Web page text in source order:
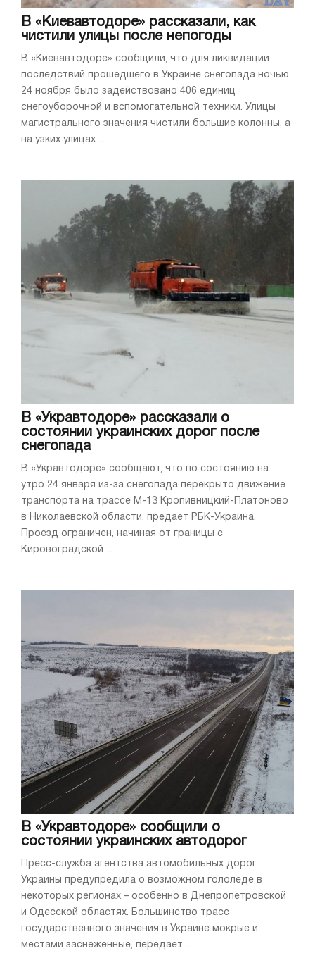
В «Киевавтодоре» рассказали, как
чистили улицы после непогоды
В «Киевавтодоре» сообщили, что для ликвидации
последствий прошедшего в Украине снегопада ночью
24 ноября было задействовано 406 единиц
снегоуборочной и вспомогательной техники. Улицы
магистрального значения чистили большие колонны, а
на узких улицах ...
В «Укравтодоре» рассказали о
состоянии украинских дорог после
снегопада
В «Укравтодоре» сообщают, что по состоянию на
утро 24 января из-за снегопада перекрыто движение
транспорта на трассе М-13 Кропивницкий-Платоново
в Николаевской области, предает РБК-Украина.
Проезд ограничен, начиная от границы с
Кировоградской ...
В «Укравтодоре» сообщили о
состоянии украинских автодорог
Пресс-служба агентства автомобильных дорог
Украины предупредила о возможном гололеде в
некоторых регионах – особенно в Днепропетровской
и Одесской областях. Большинство трасс
государственного значения в Украине мокрые и
местами заснеженные, передает ...